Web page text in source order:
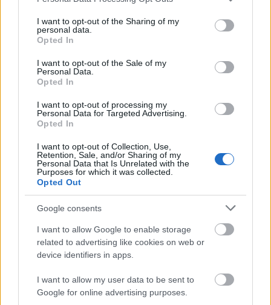
not limited to your visit or usage behaviour. You may click to
grant or deny consent to Google and its third-party tags to
use your data for below specified purposes in below Google
consent section.
I want to opt-out of the Sharing of my
personal data.
Opted In
I want to opt-out of the Sale of my
Personal Data.
Opted In
I want to opt-out of processing my
Personal Data for Targeted Advertising.
Opted In
I want to opt-out of Collection, Use,
Retention, Sale, and/or Sharing of my
Personal Data that Is Unrelated with the
Purposes for which it was collected.
Opted Out
Google consents
I want to allow Google to enable storage
related to advertising like cookies on web or
device identifiers in apps.
I want to allow my user data to be sent to
Google for online advertising purposes.
igjen. Og det gir mot til å tørre å gå, sier Fleten.
Da hun åpnet sesongen med å vinne det første
rennet i Bad Gastein, forsterket det den
selvtilliten. I tillegg handler det rett og slett om
flere treningstimer i banken.
mye mer gjennomtrent, sier Fleten.
Se også:
den vanvittige framgangen
Etter en slik sesong, hva tenker du om neste
– Nå skal jeg ha ferie neste uke. Så skal jeg begynne
å planlegge neste sesong sammen med